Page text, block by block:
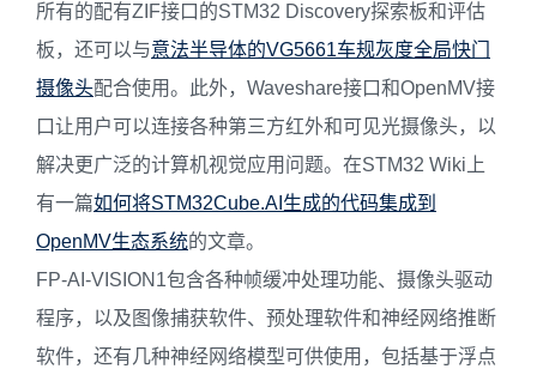
所有的配有ZIF接口的STM32 Discovery探索板和评估
板，还可以与意法半导体的VG5661车规灰度全局快门
摄像头配合使用。此外，Waveshare接口和OpenMV接
口让用户可以连接各种第三方红外和可见光摄像头，以
解决更广泛的计算机视觉应用问题。在STM32 Wiki上
有一篇如何将STM32Cube.AI生成的代码集成到
OpenMV生态系统的文章。
FP-AI-VISION1包含各种帧缓冲处理功能、摄像头驱动
程序，以及图像捕获软件、预处理软件和神经网络推断
软件，还有几种神经网络模型可供使用，包括基于浮点